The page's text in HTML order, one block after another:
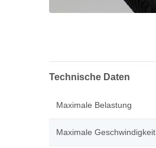
Technische Daten
Maximale Belastung
Maximale Geschwindigkeit